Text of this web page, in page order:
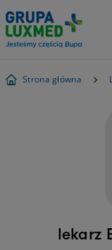
Strona główna
lekarz